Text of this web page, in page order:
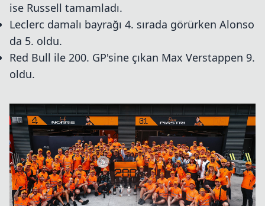
ise Russell tamamladı.
Leclerc damalı bayrağı 4. sırada görürken Alonso
da 5. oldu.
Red Bull ile 200. GP'sine çıkan Max Verstappen 9.
oldu.